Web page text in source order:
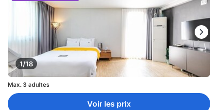
1/18
Max. 3 adultes
Voir les prix